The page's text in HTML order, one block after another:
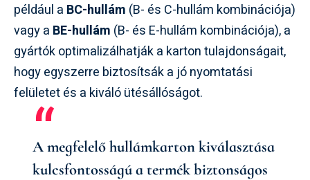
például a BC-hullám (B- és C-hullám kombinációja)
vagy a BE-hullám (B- és E-hullám kombinációja), a
gyártók optimalizálhatják a karton tulajdonságait,
hogy egyszerre biztosítsák a jó nyomtatási
felületet és a kiváló ütésállóságot.
A megfelelő hullámkarton kiválasztása
kulcsfontosságú a termék biztonságos